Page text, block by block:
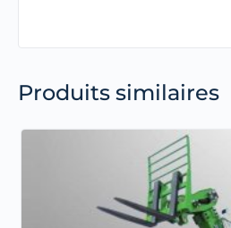
Produits similaires